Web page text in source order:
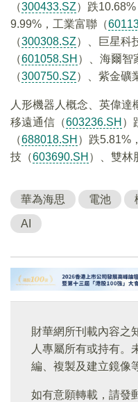
（300433.SZ）跌
9.99%，工業富聯（
（300308.SZ）、巨星科
（601058.SH ）、海爾智
（300750.SZ）、紫金礦
人形機器人概念、英偉達
移遠通信（603236.SH ）
（688018.SH ）跌5.81%
技（603690.SH ）、雙林
華為海思 電池
AI
財華網所刊載內容之
人專屬所有或持有。
編、複製及建立鏡像
如有意願轉載，請發